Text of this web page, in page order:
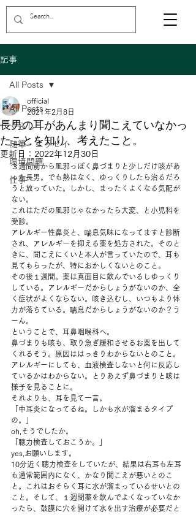
記事
All Posts
くらし
随筆・エッセイ
環境問題
仕事
All Posts
長男の耳があんまり聞こえていなかっ
たことを知り、考えたこと。
official
2021年2月8日
更新日： 2022年12月30日
３週間前から風邪っぽく鼻づまりと少しだけ咳があ
った長男。でも熱はなく、ゆっくりしたら治るだろ
うと放っていた。しかし、まったくよくなる気配が
ない。
これはただの風邪じゃなかったら大変、と小児科を
受診。
アレルギー性鼻炎と、喘息気味になってますと診断
され、アレルギーを抑える薬を処方された。そのと
きに、聞こえにくいと本人が言っていたので、耳も
見てもらったが、特におかしくないとのこと。
その後１週間。薬は真面目に飲んでいるしゆっくり
している。アレルギーだからしょうがないのか、全
く症状がよくならない。咳き込むし、いつもより体
力が落ちている。喘息だからしょうがないのか？う
ーん。
ということで、耳鼻咽喉科へ。
鼻づまりも咳も、取り急ぎ緩和させるお薬を出して
くれるそう。原因ははっきりわからないとのこと。
アレルギーにしても、血液検査しないと何に反応し
ているかはわからない。とりあえず鼻づまりと咳は
様子を見ることに。
それよりも、耳を見て一言。
「中耳炎になってるね。しかも水が溜まるタイプ
の。」
oh,そうでしたか。
「聴力検査しておこうか。」
yes,お願いします。
10分近く聴力検査をしていたが、結果は右耳も左耳
も通常範囲内になく、かなり聞こえが悪いとのこ
と。これはおそらく耳に水が溜まっているせいとの
こと。そして、１週間薬を飲んでよくなっていなか
ったら、鼓膜に穴を開けて水を出す治療が必要だと